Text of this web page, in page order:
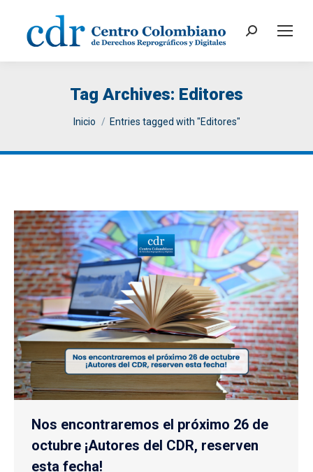
Search:
Tag Archives: Editores
You are here:
Inicio Entries tagged with "Editores"
Nos encontraremos el próximo 26 de
octubre ¡Autores del CDR, reserven
esta fecha!